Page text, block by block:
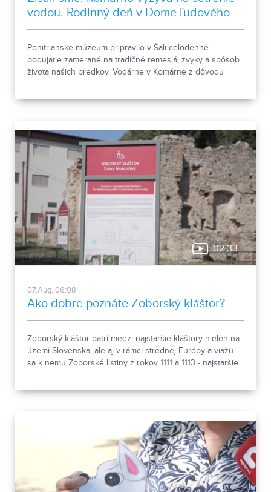
vodou. Rodinný deň v Dome ľudového
bývania a architektúry
Ponitrianske múzeum pripravilo v Šali celodenné
podujatie zamerané na tradičné remeslá, zvyky a spôsob
života našich predkov. Vodárne v Komárne z dôvodu
02:33
07.Aug, 06:08
Ako dobre poznáte Zoborský kláštor?
Zoborský kláštor patrí medzi najstaršie kláštory nielen na
území Slovenska, ale aj v rámci strednej Európy a viažu
sa k nemu Zoborské listiny z rokov 1111 a 1113 - najstaršie